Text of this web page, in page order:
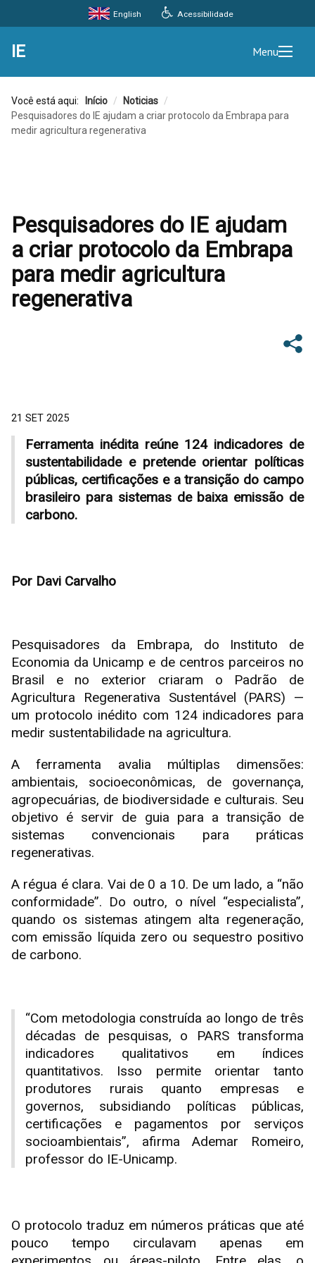
Acessibilidade
English
IE Menu
Você está aqui: Início / Noticias /
Pesquisadores do IE ajudam a criar protocolo da Embrapa para
medir agricultura regenerativa
Pesquisadores do IE ajudam
a criar protocolo da Embrapa
para medir agricultura
regenerativa
21 SET 2025
Ferramenta inédita reúne 124 indicadores de
sustentabilidade e pretende orientar políticas
públicas, certificações e a transição do campo
brasileiro para sistemas de baixa emissão de
carbono.
Por Davi Carvalho
Pesquisadores da Embrapa, do Instituto de
Economia da Unicamp e de centros parceiros no
Brasil e no exterior criaram o Padrão de
Agricultura Regenerativa Sustentável (PARS) —
um protocolo inédito com 124 indicadores para
medir sustentabilidade na agricultura.
A ferramenta avalia múltiplas dimensões:
ambientais, socioeconômicas, de governança,
agropecuárias, de biodiversidade e culturais. Seu
objetivo é servir de guia para a transição de
sistemas convencionais para práticas
regenerativas.
A régua é clara. Vai de 0 a 10. De um lado, a “não
conformidade”. Do outro, o nível “especialista”,
quando os sistemas atingem alta regeneração,
com emissão líquida zero ou sequestro positivo
de carbono.
“Com metodologia construída ao longo de três
décadas de pesquisas, o PARS transforma
indicadores qualitativos em índices
quantitativos. Isso permite orientar tanto
produtores rurais quanto empresas e
governos, subsidiando políticas públicas,
certificações e pagamentos por serviços
socioambientais”, afirma Ademar Romeiro,
professor do IE-Unicamp.
O protocolo traduz em números práticas que até
pouco tempo circulavam apenas em